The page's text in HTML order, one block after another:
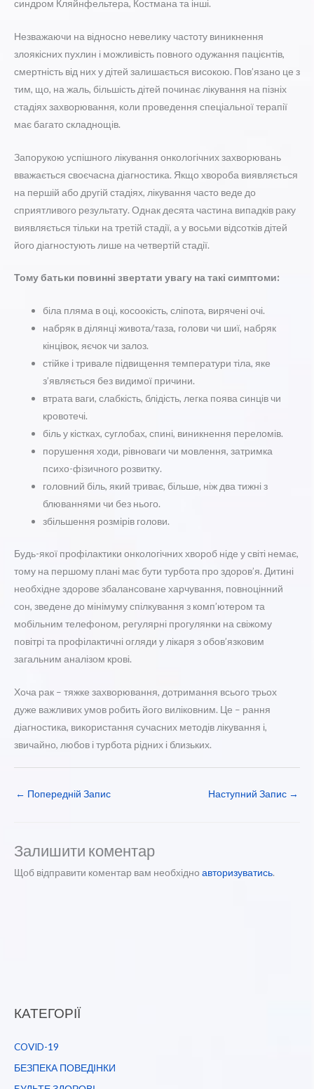
синдром Кляйнфельтера, Костмана та інші.
Незважаючи на відносно невелику частоту виникнення
злоякісних пухлин і можливість повного одужання пацієнтів,
смертність від них у дітей залишається високою. Пов’язано це з
тим, що, на жаль, більшість дітей починає лікування на пізніх
стадіях захворювання, коли проведення спеціальної терапії
має багато складнощів.
Запорукою успішного лікування онкологічних захворювань
вважається своєчасна діагностика. Якщо хвороба виявляється
на першій або другій стадіях, лікування часто веде до
сприятливого результату. Однак десята частина випадків раку
виявляється тільки на третій стадії, а у восьми відсотків дітей
його діагностують лише на четвертій стадії.
Тому батьки повинні звертати увагу на такі симптоми:
біла пляма в оці, косоокість, сліпота, вирячені очі.
набряк в ділянці живота/таза, голови чи шиї, набряк
кінцівок, яєчок чи залоз.
стійке і тривале підвищення температури тіла, яке
з’являється без видимої причини.
втрата ваги, слабкість, блідість, легка поява синців чи
кровотечі.
біль у кістках, суглобах, спині, виникнення переломів.
порушення ходи, рівноваги чи мовлення, затримка
психо-фізичного розвитку.
головний біль, який триває, більше, ніж два тижні з
блюваннями чи без нього.
збільшення розмірів голови.
Будь-якої профілактики онкологічних хвороб ніде у світі немає,
тому на першому плані має бути турбота про здоров’я. Дитині
необхідне здорове збалансоване харчування, повноцінний
сон, зведене до мінімуму спілкування з комп’ютером та
мобільним телефоном, регулярні прогулянки на свіжому
повітрі та профілактичні огляди у лікаря з обов’язковим
загальним аналізом крові.
Хоча рак – тяжке захворювання, дотримання всього трьох
дуже важливих умов робить його виліковним. Це – рання
діагностика, використання сучасних методів лікування і,
звичайно, любов і турбота рідних і близьких.
← Попередній Запис Наступний Запис →
Залишити коментар
Щоб відправити коментар вам необхідно авторизуватись.
КАТЕГОРІЇ
COVID-19
БЕЗПЕКА ПОВЕДІНКИ